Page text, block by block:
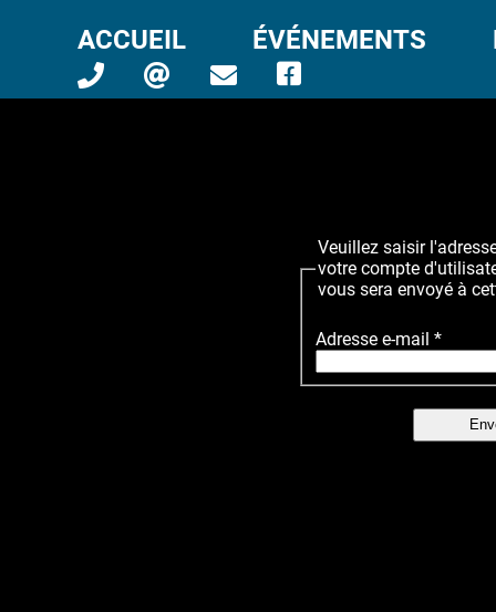
ACCUEIL ÉVÉNEMENTS
Veuillez saisir
votre compte
vous sera envoyé à
Adresse e-mail *